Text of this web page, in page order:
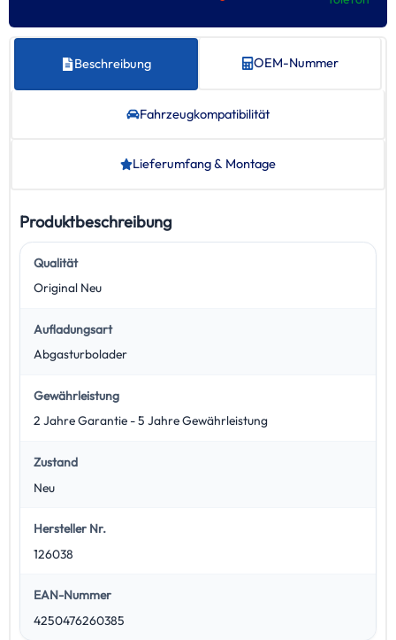
Beschreibung OEM-Nummer
Fahrzeug­kompatibilität
Lieferumfang & Montage
Produktbeschreibung
Qualität
Original Neu
Aufladungsart
Abgasturbolader
Gewährleistung
2 Jahre Garantie - 5 Jahre Gewährleistung
Zustand
Neu
Hersteller Nr.
126038
EAN-Nummer
4250476260385